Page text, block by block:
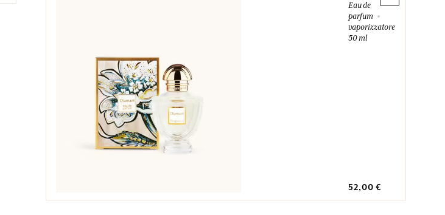
Eau de
parfum
vaporizzatore
50 ml
52,00 €